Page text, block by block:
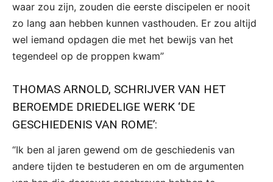
waar zou zijn, zouden die eerste discipelen er nooit
zo lang aan hebben kunnen vasthouden. Er zou altijd
wel iemand opdagen die met het bewijs van het
tegendeel op de proppen kwam”
THOMAS ARNOLD, SCHRIJVER VAN HET
BEROEMDE DRIEDELIGE WERK ‘DE
GESCHIEDENIS VAN ROME’:
“Ik ben al jaren gewend om de geschiedenis van
andere tijden te bestuderen en om de argumenten